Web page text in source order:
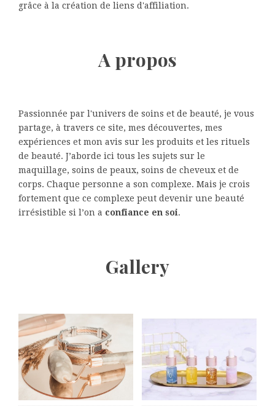
grâce à la création de liens d'affiliation.
A propos
Passionnée par l'univers de soins et de beauté, je vous
partage, à travers ce site, mes découvertes, mes
expériences et mon avis sur les produits et les rituels
de beauté. J’aborde ici tous les sujets sur le
maquillage, soins de peaux, soins de cheveux et de
corps. Chaque personne a son complexe. Mais je crois
fortement que ce complexe peut devenir une beauté
irrésistible si l’on a confiance en soi.
Gallery